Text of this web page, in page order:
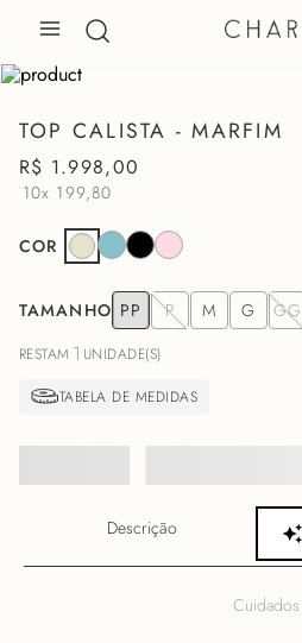
TOP CALISTA - MARFIM
R$ 1.998,00
10x 199,80
COR
TAMANHO PP P M G GG
RESTAM 1 UNIDADE(S)
Descrição
Cuidados